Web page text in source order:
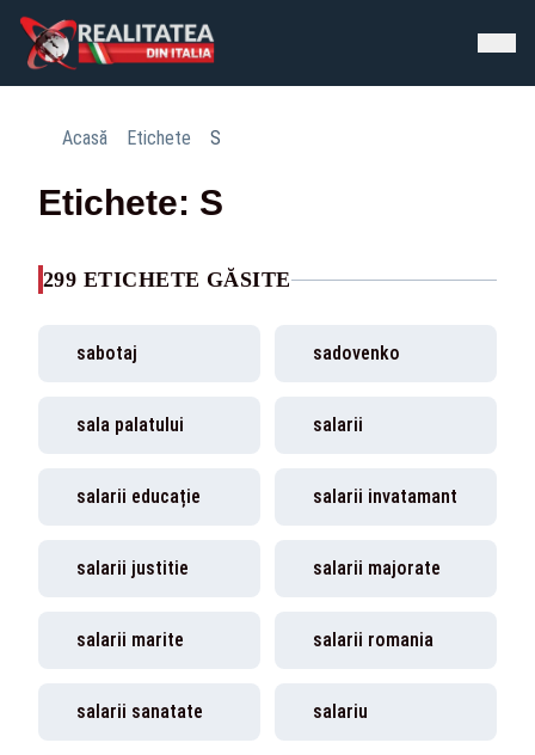
Acasă Etichete S
Etichete: S
299 ETICHETE GĂSITE
sabotaj sadovenko
sala palatului salarii
salarii educație salarii invatamant
salarii justitie salarii majorate
salarii marite salarii romania
salarii sanatate salariu